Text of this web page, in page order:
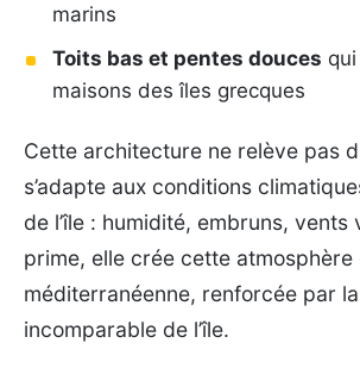
marins
Toits bas et pentes douces
maisons des îles grecques
Cette architecture ne relève pas
s’adapte aux conditions
de l’île : humidité, embruns, vents
prime, elle crée cette atmosphère
méditerranéenne, renforcée par
incomparable de l’île.